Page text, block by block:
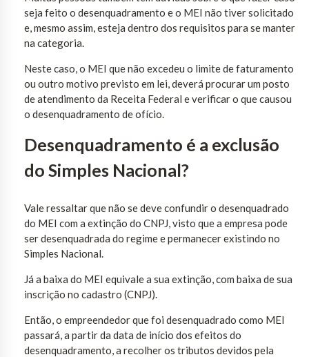
seja feito o desenquadramento e o MEI não tiver solicitado
e, mesmo assim, esteja dentro dos requisitos para se manter
na categoria.
Neste caso, o MEI que não excedeu o limite de faturamento
ou outro motivo previsto em lei, deverá procurar um posto
de atendimento da Receita Federal e verificar o que causou
o desenquadramento de ofício.
Desenquadramento é a exclusão
do Simples Nacional?
Vale ressaltar que não se deve confundir o desenquadrado
do MEI com a extinção do CNPJ, visto que a empresa pode
ser desenquadrada do regime e permanecer existindo no
Simples Nacional.
Já a baixa do MEI equivale a sua extinção, com baixa de sua
inscrição no cadastro (CNPJ).
Então, o empreendedor que foi desenquadrado como MEI
passará, a partir da data de início dos efeitos do
desenquadramento, a recolher os tributos devidos pela